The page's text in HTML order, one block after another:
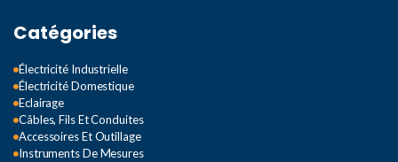
Catégories
Électricité Industrielle
Électricité Domestique
Eclairage
Câbles, Fils Et Conduites
Accessoires Et Outillage
Instruments De Mesures